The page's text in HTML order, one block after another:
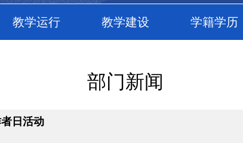
教学运行 教学建设 学籍学历
部门新闻
日活动